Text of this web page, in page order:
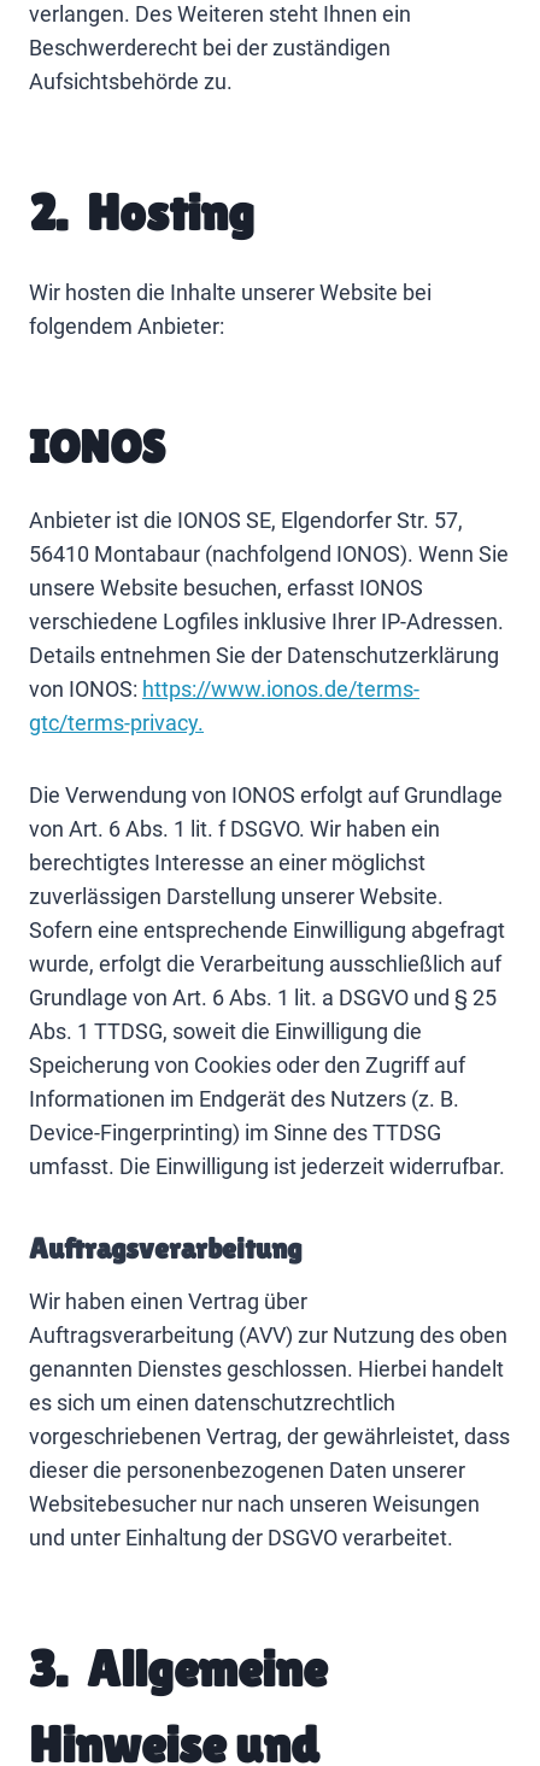
verlangen. Des Weiteren steht Ihnen ein
Beschwerderecht bei der zuständigen
Aufsichtsbehörde zu.
2. Hosting
Wir hosten die Inhalte unserer Website bei
folgendem Anbieter:
IONOS
Anbieter ist die IONOS SE, Elgendorfer Str. 57,
56410 Montabaur (nachfolgend IONOS). Wenn Sie
unsere Website besuchen, erfasst IONOS
verschiedene Logfiles inklusive Ihrer IP-Adressen.
Details entnehmen Sie der Datenschutzerklärung
von IONOS: https://www.ionos.de/terms-
gtc/terms-privacy.
Die Verwendung von IONOS erfolgt auf Grundlage
von Art. 6 Abs. 1 lit. f DSGVO. Wir haben ein
berechtigtes Interesse an einer möglichst
zuverlässigen Darstellung unserer Website.
Sofern eine entsprechende Einwilligung abgefragt
wurde, erfolgt die Verarbeitung ausschließlich auf
Grundlage von Art. 6 Abs. 1 lit. a DSGVO und § 25
Abs. 1 TTDSG, soweit die Einwilligung die
Speicherung von Cookies oder den Zugriff auf
Informationen im Endgerät des Nutzers (z. B.
Device-Fingerprinting) im Sinne des TTDSG
umfasst. Die Einwilligung ist jederzeit widerrufbar.
Auftragsverarbeitung
Wir haben einen Vertrag über
Auftragsverarbeitung (AVV) zur Nutzung des oben
genannten Dienstes geschlossen. Hierbei handelt
es sich um einen datenschutzrechtlich
vorgeschriebenen Vertrag, der gewährleistet, dass
dieser die personenbezogenen Daten unserer
Websitebesucher nur nach unseren Weisungen
und unter Einhaltung der DSGVO verarbeitet.
3. Allgemeine
Hinweise und